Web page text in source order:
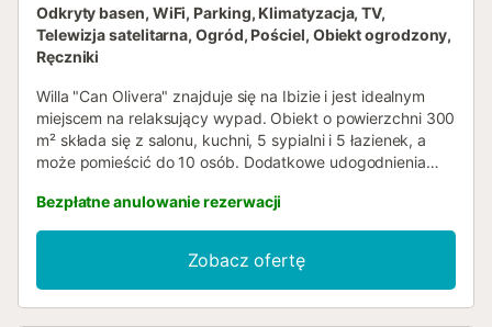
Odkryty basen, WiFi, Parking, Klimatyzacja, TV,
Telewizja satelitarna, Ogród, Pościel, Obiekt ogrodzony,
Ręczniki
Willa "Can Olivera" znajduje się na Ibizie i jest idealnym
miejscem na relaksujący wypad. Obiekt o powierzchni 300
m² składa się z salonu, kuchni, 5 sypialni i 5 łazienek, a
może pomieścić do 10 osób. Dodatkowe udogodnienia
klimatyzację, ogrzewanie, pralkę i suszarkę. Bezpłatnie
dostępne są również łóżeczko dziecięce i krzesełko do
karmienia. Do Państwa dyspozycji jest prywatny teren
zewnętrzny z basenem, zadaszonym tarasem, 2
balkonami i grillem. W pobliżu polecane są restauracje:
Bezpłatne anulowanie rezerwacji
Zobacz ofertę